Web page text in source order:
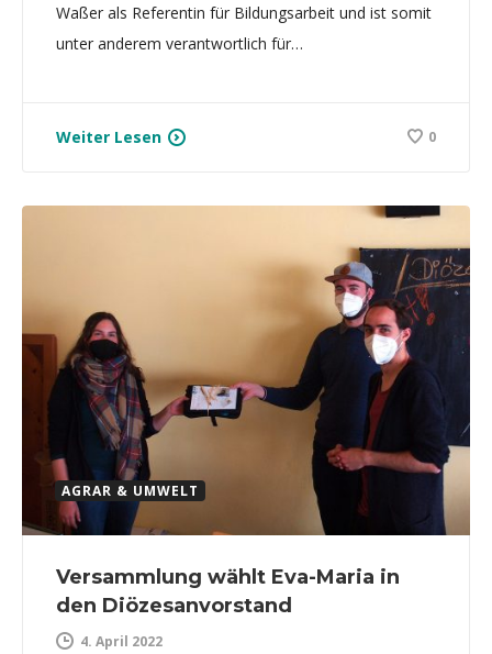
Waßer als Referentin für Bildungsarbeit und ist somit
unter anderem verantwortlich für…
Weiter Lesen 0
AGRAR & UMWELT
Versammlung wählt Eva-Maria in
den Diözesanvorstand
4. April 2022